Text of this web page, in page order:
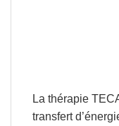
La thérapie
transfert